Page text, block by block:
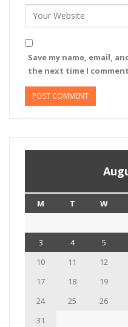
Save my name, email,
the next time I
M T W
3
4 5
10
11 12
17
18 19
24
25 26
31